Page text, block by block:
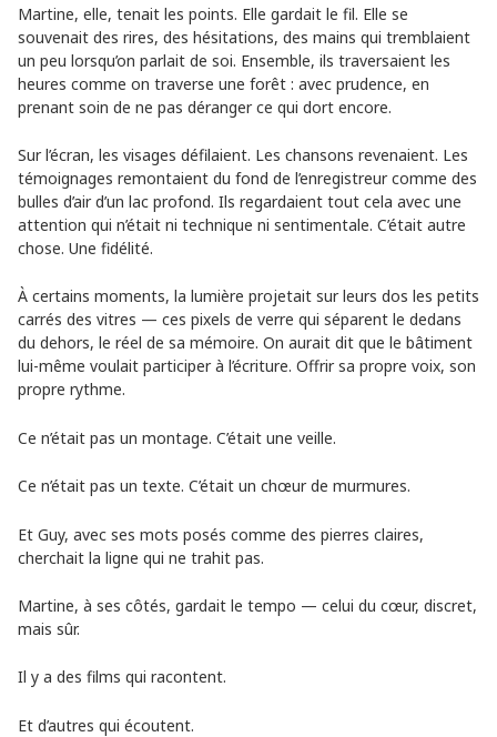
Martine, elle, tenait les points. Elle gardait le fil. Elle se
souvenait des rires, des hésitations, des mains qui tremblaient
un peu lorsqu’on parlait de soi. Ensemble, ils traversaient les
heures comme on traverse une forêt : avec prudence, en
prenant soin de ne pas déranger ce qui dort encore.
Sur l’écran, les visages défilaient. Les chansons revenaient. Les
témoignages remontaient du fond de l’enregistreur comme des
bulles d’air d’un lac profond. Ils regardaient tout cela avec une
attention qui n’était ni technique ni sentimentale. C’était autre
chose. Une fidélité.
À certains moments, la lumière projetait sur leurs dos les petits
carrés des vitres — ces pixels de verre qui séparent le dedans
du dehors, le réel de sa mémoire. On aurait dit que le bâtiment
lui-même voulait participer à l’écriture. Offrir sa propre voix, son
propre rythme.
Ce n’était pas un montage. C’était une veille.
Ce n’était pas un texte. C’était un chœur de murmures.
Et Guy, avec ses mots posés comme des pierres claires,
cherchait la ligne qui ne trahit pas.
Martine, à ses côtés, gardait le tempo — celui du cœur, discret,
mais sûr.
Il y a des films qui racontent.
Et d’autres qui écoutent.